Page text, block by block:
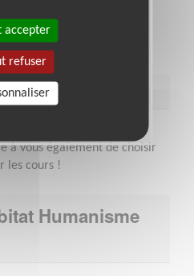
Certains partants de
traduction pour s’assurer
également être un plus !
faire part de votre
à vous également de choisir
les cours !
Humanisme
accepter
refuser